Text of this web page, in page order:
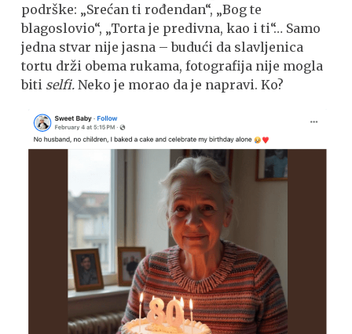
podrške: „Srećan ti rođendan“, „Bog te
blagoslovio“, „Torta je predivna, kao i ti“… Samo
jedna stvar nije jasna – budući da slavljenica
tortu drži obema rukama, fotografija nije mogla
biti selfi. Neko je morao da je napravi. Ko?